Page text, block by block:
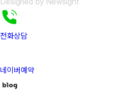
전화상담
네이버예약